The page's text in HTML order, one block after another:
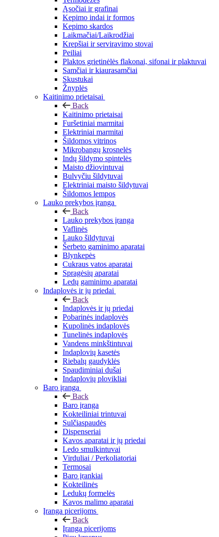
Ąsočiai ir grafinai
Kepimo indai ir formos
Kepimo skardos
Laikmačiai/Laikrodžiai
Krepšiai ir serviravimo stovai
Peiliai
Plaktos grietinėlės flakonai, sifonai ir plaktuvai
Samčiai ir kiaurasamčiai
Skustukai
Žnyplės
Kaitinimo prietaisai
Back
Kaitinimo prietaisai
Furšetiniai marmitai
Elektriniai marmitai
Šildomos vitrinos
Mikrobangų krosnelės
Indų šildymo spintelės
Maisto džiovintuvai
Bulvyčiu šildytuvai
Elektriniai maisto šildytuvai
Šildomos lempos
Lauko prekybos įranga
Back
Lauko prekybos įranga
Vaflinės
Lauko šildytuvai
Šerbeto gaminimo aparatai
Blynkepės
Cukraus vatos aparatai
Spragėsių aparatai
Ledų gaminimo aparatai
Indaplovės ir jų priedai
Back
Indaplovės ir jų priedai
Pobarinės indaplovės
Kupolinės indaplovės
Tunelinės indaplovės
Vandens minkštintuvai
Indaplovių kasetės
Riebalų gaudyklės
Spaudiminiai dušai
Indaplovių plovikliai
Baro įranga
Back
Baro įranga
Kokteiliniai trintuvai
Sulčiaspaudės
Dispenseriai
Kavos aparatai ir jų priedai
Ledo smulkintuvai
Virduliai / Perkoliatoriai
Termosai
Baro įrankiai
Kokteilinės
Ledukų formelės
Kavos malimo aparatai
Įranga picerijoms
Back
Įranga picerijoms